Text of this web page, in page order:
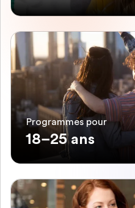
Programmes pour
18–25 ans